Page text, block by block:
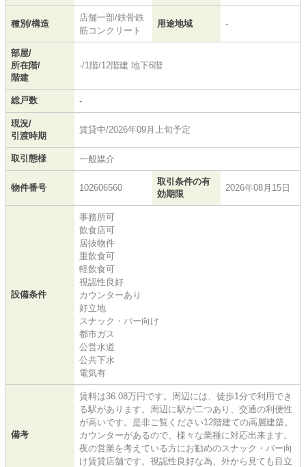
種別/構造
店舗一部/鉄骨鉄
筋コンクリート
用途地域 -
部屋/
所在階/
階建
-/1階/12階建 地下6階
総戸数 -
現況/
引渡時期
賃貸中/2026年09月上旬予定
取引態様 一般媒介
物件番号 102606560
取引条件の有
効期限
2026年08月15日
設備条件
事務所可
飲食店可
居抜物件
重飲食可
軽飲食可
視認性良好
カウンターあり
好立地
スナック・バー向け
都市ガス
公営水道
公共下水
電気有
備考
賃料は36.08万円です。周辺には、徒歩1分で利用でき
る駅があります。周辺に駅が二つあり、交通の利便性
が高いです。是非ご覧ください12階建ての高層建築。
カウンターがあるので、様々な業種に対応出来ます。
夜の営業を考えている方にお勧めのスナック・バー向
け賃貸店舗です。視認性良好な為、外から見ても目立